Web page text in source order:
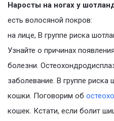
Наросты на ногах у
есть волосяной покров:
на лице, В группе риска
Узнайте о причинах
болезни.
заболевание. В группе риска
кошки. Поговорим об
кошек. Кстати, если болит